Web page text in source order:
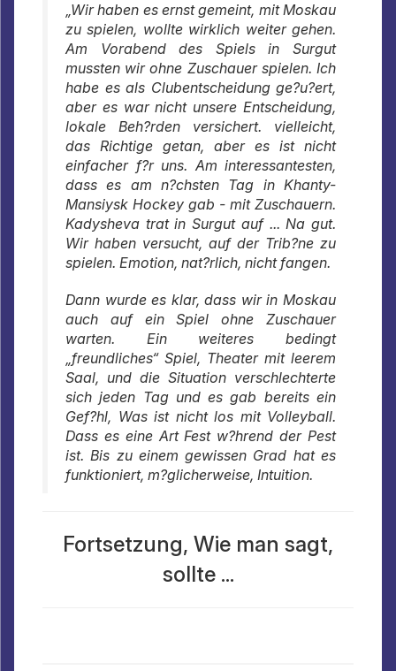
„Wir haben es ernst gemeint, mit Moskau
zu spielen, wollte wirklich weiter gehen.
Am Vorabend des Spiels in Surgut
mussten wir ohne Zuschauer spielen. Ich
habe es als Clubentscheidung ge?u?ert,
aber es war nicht unsere Entscheidung,
lokale Beh?rden versichert. vielleicht,
das Richtige getan, aber es ist nicht
einfacher f?r uns. Am interessantesten,
dass es am n?chsten Tag in Khanty-
Mansiysk Hockey gab - mit Zuschauern.
Kadysheva trat in Surgut auf ... Na gut.
Wir haben versucht, auf der Trib?ne zu
spielen. Emotion, nat?rlich, nicht fangen.
Dann wurde es klar, dass wir in Moskau
auch auf ein Spiel ohne Zuschauer
warten. Ein weiteres bedingt
„freundliches“ Spiel, Theater mit leerem
Saal, und die Situation verschlechterte
sich jeden Tag und es gab bereits ein
Gef?hl, Was ist nicht los mit Volleyball.
Dass es eine Art Fest w?hrend der Pest
ist. Bis zu einem gewissen Grad hat es
funktioniert, m?glicherweise, Intuition.
Fortsetzung, Wie man sagt,
sollte ...